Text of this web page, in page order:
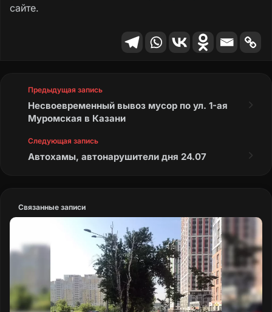
сайте.
Предыдущая запись
Несвоевременный вывоз мусор по ул. 1-ая
Муромская в Казани
Следующая запись
Автохамы, автонарушители дня 24.07
Связанные записи